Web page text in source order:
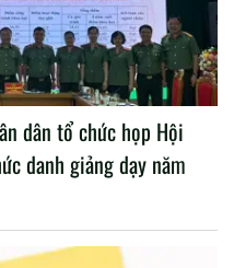
dân tổ chức họp Hội
danh giảng dạy năm